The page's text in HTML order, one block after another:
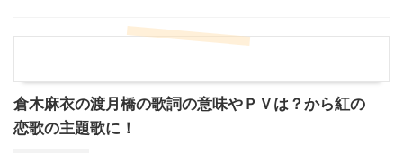
倉木麻衣の渡月橋の歌詞の意味やＰＶは？から紅の
恋歌の主題歌に！